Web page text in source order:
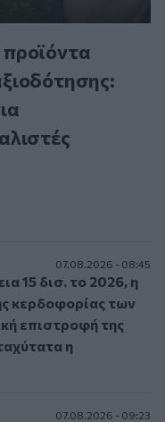
07.08.2026 - 08:45
15 δισ. το 2026, η
κερδοφορίας των
επιστροφή της
η
07.08.2026 - 09:23